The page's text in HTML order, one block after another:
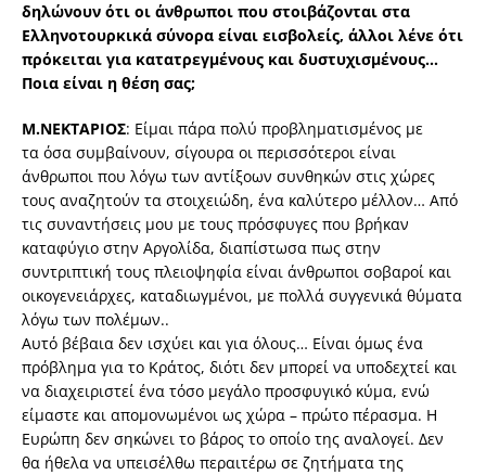
δηλώνουν ότι οι άνθρωποι που στοιβάζονται στα
Ελληνοτουρκικά σύνορα είναι εισβολείς, άλλοι λένε ότι
πρόκειται για κατατρεγμένους και δυστυχισμένους…
Ποια είναι η θέση σας;
Μ.ΝΕΚΤΑΡΙΟΣ: Είμαι πάρα πολύ προβληματισμένος με
τα όσα συμβαίνουν, σίγουρα οι περισσότεροι είναι
άνθρωποι που λόγω των αντίξοων συνθηκών στις χώρες
τους αναζητούν τα στοιχειώδη, ένα καλύτερο μέλλον… Από
τις συναντήσεις μου με τους πρόσφυγες που βρήκαν
καταφύγιο στην Αργολίδα, διαπίστωσα πως στην
συντριπτική τους πλειοψηφία είναι άνθρωποι σοβαροί και
οικογενειάρχες, καταδιωγμένοι, με πολλά συγγενικά θύματα
λόγω των πολέμων..
Αυτό βέβαια δεν ισχύει και για όλους… Είναι όμως ένα
πρόβλημα για το Κράτος, διότι δεν μπορεί να υποδεχτεί και
να διαχειριστεί ένα τόσο μεγάλο προσφυγικό κύμα, ενώ
είμαστε και απομονωμένοι ως χώρα – πρώτο πέρασμα. Η
Ευρώπη δεν σηκώνει το βάρος το οποίο της αναλογεί. Δεν
θα ήθελα να υπεισέλθω περαιτέρω σε ζητήματα της